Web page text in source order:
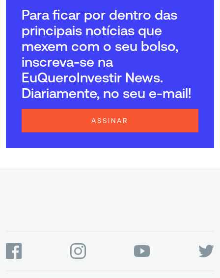
Para ficar por dentro das
principais notícias que
mexem com o seu bolso,
inscreva-se na
EuQueroInvestir News.
Diariamente, no seu e-mail!
ASSINAR